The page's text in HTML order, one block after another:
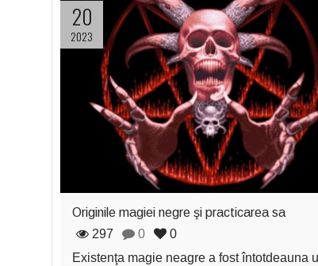
20
2023
Originile magiei negre şi practicarea sa
297
0
0
Existenţa magie neagre a fost întotdeauna